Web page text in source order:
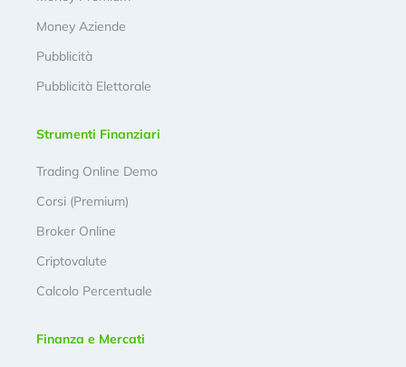
Money Aziende
Pubblicità
Pubblicità Elettorale
Strumenti Finanziari
Trading Online Demo
Corsi (Premium)
Broker Online
Criptovalute
Calcolo Percentuale
Finanza e Mercati